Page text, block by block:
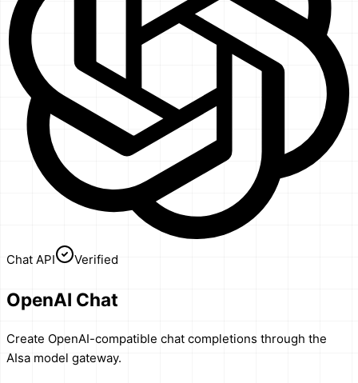
Chat API Verified
OpenAI Chat
Create OpenAI-compatible chat completions through the
AIsa model gateway.